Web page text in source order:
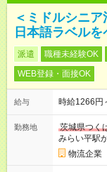
＜ミドルシニ
日本語ラベルを
派遣 職種未経験OK
WEB登録・面接OK
給与 時給1266
勤務地
茨城県つく
みらい平駅
物流企業